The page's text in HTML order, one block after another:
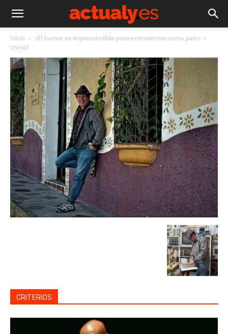
Inicio
«El humor es imprescindible para entendernos como país»
chino3
CRITERIOS